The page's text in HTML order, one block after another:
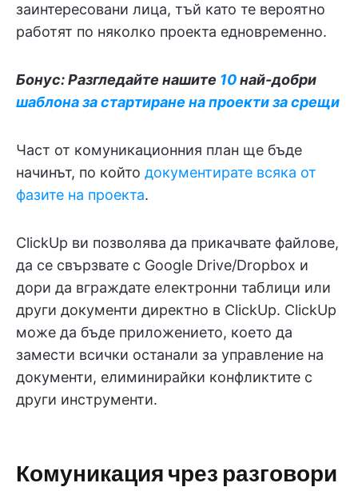
заинтересовани лица, тъй като те вероятно
работят по няколко проекта едновременно.
Бонус: Разгледайте нашите 10най-добри
шаблона за стартиране на проекти за срещи
Част от комуникационния план ще бъде
начинът, по който документирате всяка от
фазите на проекта.
ClickUp ви позволява да прикачвате файлове,
да се свързвате с Google Drive/Dropbox и
дори да вграждате електронни таблици или
други документи директно в ClickUp. ClickUp
може да бъде приложението, което да
замести всички останали за управление на
документи, елиминирайки конфликтите с
други инструменти.
Комуникация чрез разговори